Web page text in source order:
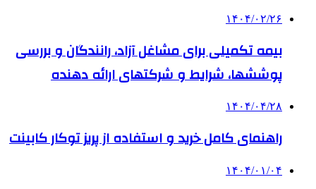
۱۴۰۴/۰۲/۲۶
بیمه تکمیلی برای مشاغل آزاد، رانندگان و بررسی
پوششها، شرایط و شرکتهای ارائه دهنده
۱۴۰۴/۰۴/۲۸
راهنمای کامل خرید و استفاده از پریز توکار کابینت
۱۴۰۴/۰۱/۰۴